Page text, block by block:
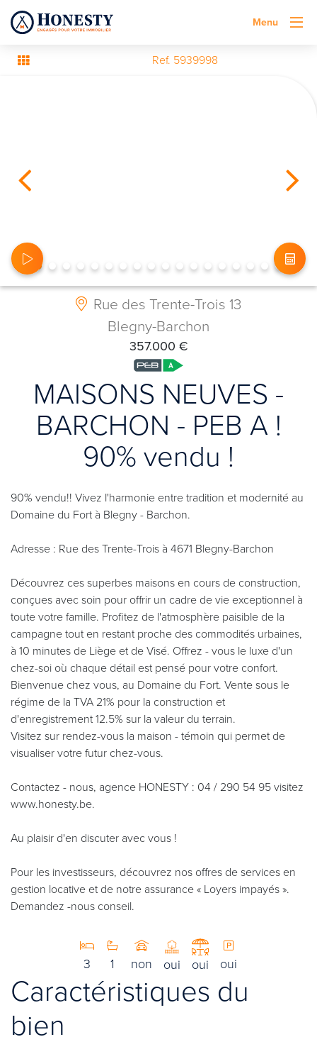
Menu
Ref. 5939998
Rue des Trente-Trois 13
Blegny-Barchon
357.000 €
MAISONS NEUVES -
BARCHON - PEB A !
90% vendu !
90% vendu!! Vivez l'harmonie entre tradition et modernité au
Domaine du Fort à Blegny - Barchon.
Adresse : Rue des Trente-Trois à 4671 Blegny-Barchon
Découvrez ces superbes maisons en cours de construction,
conçues avec soin pour offrir un cadre de vie exceptionnel à
toute votre famille. Profitez de l'atmosphère paisible de la
campagne tout en restant proche des commodités urbaines,
à 10 minutes de Liège et de Visé. Offrez - vous le luxe d'un
chez-soi où chaque détail est pensé pour votre confort.
Bienvenue chez vous, au Domaine du Fort. Vente sous le
régime de la TVA 21% pour la construction et
d'enregistrement 12.5% sur la valeur du terrain.
Visitez sur rendez-vous la maison - témoin qui permet de
visualiser votre futur chez-vous.
Contactez - nous, agence HONESTY : 04 / 290 54 95 visitez
www.honesty.be.
Au plaisir d'en discuter avec vous !
Pour les investisseurs, découvrez nos offres de services en
gestion locative et de notre assurance « Loyers impayés ».
Demandez -nous conseil.
3 1 non oui oui oui
Caractéristiques du
bien